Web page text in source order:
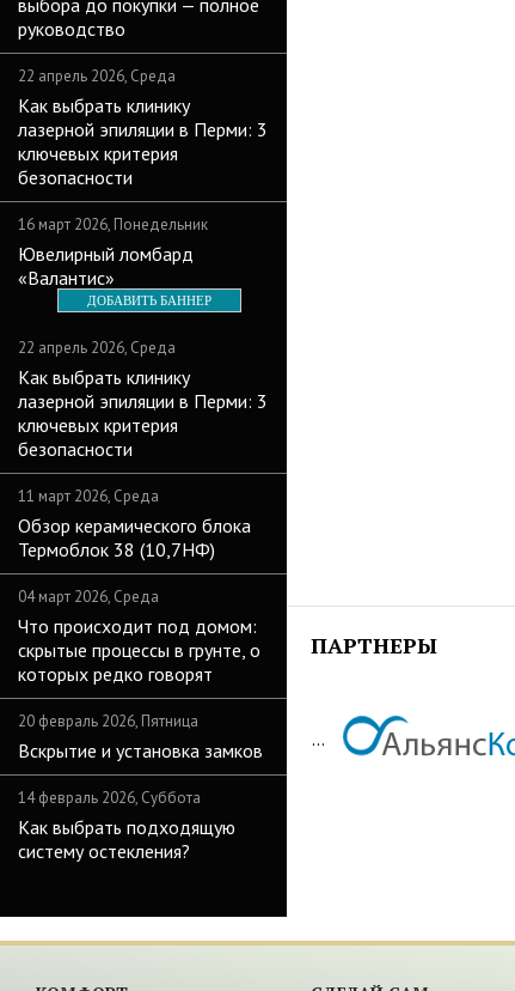
выбора до покупки — полное
руководство
22 апрель 2026, Среда
Как выбрать клинику
лазерной эпиляции в Перми: 3
ключевых критерия
безопасности
16 март 2026, Понедельник
Ювелирный ломбард
«Валантис»
ДОБАВИТЬ БАННЕР
22 апрель 2026, Среда
Как выбрать клинику
лазерной эпиляции в Перми: 3
ключевых критерия
безопасности
11 март 2026, Среда
Обзор керамического блока
Термоблок 38 (10,7НФ)
04 март 2026, Среда
Что происходит под домом:
скрытые процессы в грунте, о
которых редко говорят
20 февраль 2026, Пятница
Вскрытие и установка замков
14 февраль 2026, Суббота
Как выбрать подходящую
систему остекления?
ПАРТНЕРЫ
...